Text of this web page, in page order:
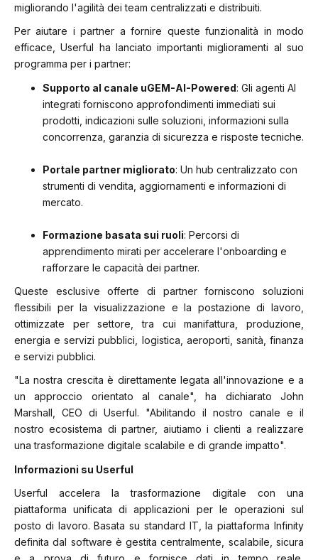
migliorando l'agilità dei team centralizzati e distribuiti.
Per aiutare i partner a fornire queste funzionalità in modo
efficace, Userful ha lanciato importanti miglioramenti al suo
programma per i partner:
Supporto al canale uGEM-AI-Powered: Gli agenti AI
integrati forniscono approfondimenti immediati sui
prodotti, indicazioni sulle soluzioni, informazioni sulla
concorrenza, garanzia di sicurezza e risposte tecniche.
Portale partner migliorato: Un hub centralizzato con
strumenti di vendita, aggiornamenti e informazioni di
mercato.
Formazione basata sui ruoli: Percorsi di
apprendimento mirati per accelerare l'onboarding e
rafforzare le capacità dei partner.
Queste esclusive offerte di partner forniscono soluzioni
flessibili per la visualizzazione e la postazione di lavoro,
ottimizzate per settore, tra cui manifattura, produzione,
energia e servizi pubblici, logistica, aeroporti, sanità, finanza
e servizi pubblici.
"La nostra crescita è direttamente legata all'innovazione e a
un approccio orientato al canale", ha dichiarato John
Marshall, CEO di Userful. "Abilitando il nostro canale e il
nostro ecosistema di partner, aiutiamo i clienti a realizzare
una trasformazione digitale scalabile e di grande impatto".
Informazioni su Userful
Userful accelera la trasformazione digitale con una
piattaforma unificata di applicazioni per le operazioni sul
posto di lavoro. Basata su standard IT, la piattaforma Infinity
definita dal software è gestita centralmente, scalabile, sicura